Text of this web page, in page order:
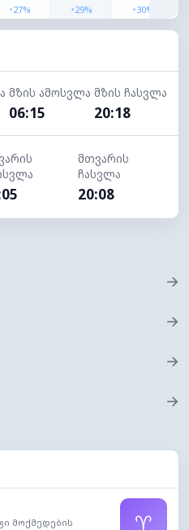
◔27% ◔29% ◔30%
მზის ამოსვლა
06:15
მზის ჩასვლა
20:18
მთვარის
ჩასვლა
20:08
→
→
→
→
მოქმედების
♈